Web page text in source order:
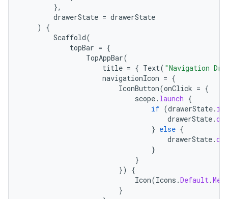
},
drawerState = drawerState
)
{
Scaffold(
topBar = {
TopAppBar(
title = { Text( "Navigation
navigationIcon = {
IconButton(onClick = {
scope. launch {
if (drawerState.
drawerState.
} else {
drawerState.
}
}
})
{
Icon(Icons .Default.
}